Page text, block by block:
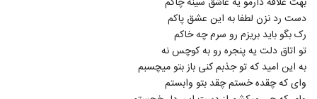
5297
بهزاد صادقی آهنگ عاشقی
۲۲۵ بازدید
5298
دانلود آهنگ تو از مهدی آریا
۲۴۲ بازدید
دست رد نزن لطفا به این عشق پاکم
رک بگو باید بریزم رو سرم چه خاکم
تو اتاق دلت یه پنجره رو به کوچس نه
به این امید که تو جذبم کنی باز بتو میچسبم
وای که چقده خستم چقد بتو وابستم